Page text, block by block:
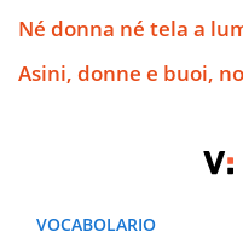
Né donna né tela a
Asini, donne e buoi,
VOCABOLARIO